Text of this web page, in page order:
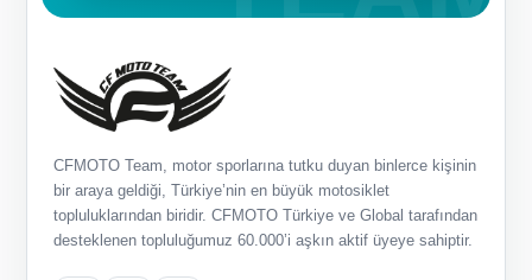
CFMOTO Team, motor sporlarına tutku duyan binlerce kişinin
bir araya geldiği, Türkiye’nin en büyük motosiklet
topluluklarından biridir. CFMOTO Türkiye ve Global tarafından
desteklenen topluluğumuz 60.000’i aşkın aktif üyeye sahiptir.